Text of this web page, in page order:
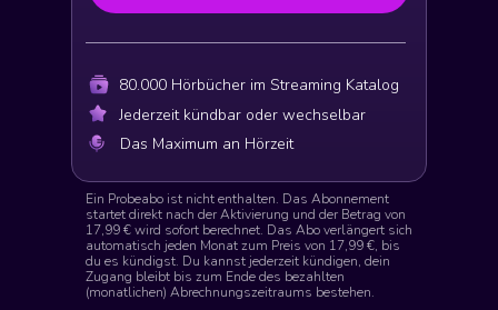
80.000 Hörbücher im Streaming Katalog
Jederzeit kündbar oder wechselbar
Das Maximum an Hörzeit
Ein Probeabo ist nicht enthalten. Das Abonnement
startet direkt nach der Aktivierung und der Betrag von
17,99 € wird sofort berechnet. Das Abo verlängert sich
automatisch jeden Monat zum Preis von 17,99 €, bis
du es kündigst. Du kannst jederzeit kündigen, dein
Zugang bleibt bis zum Ende des bezahlten
(monatlichen) Abrechnungszeitraums bestehen.